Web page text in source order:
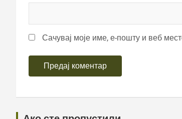
Сачувај моје име, е-пошту и веб